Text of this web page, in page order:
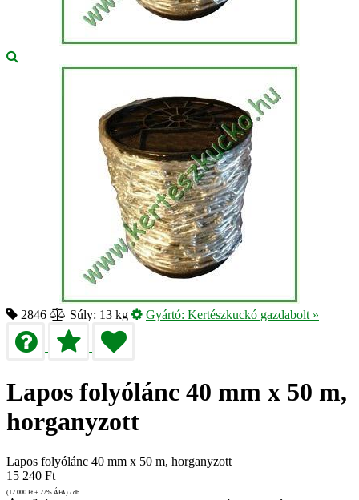
2846 Súly: 13 kg Gyártó: Kertészkuckó gazdabolt »
Lapos folyólánc 40 mm x 50 m,
horganyzott
Lapos folyólánc 40 mm x 50 m, horganyzott
15 240 Ft
(12 000 Ft + 27% ÁFA) / db